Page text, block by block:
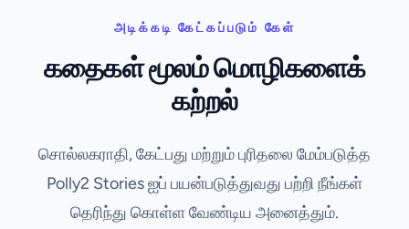
அடிக்கடி கேட்கப்படும் கேள்
கதைகள் மூலம் மொழிகளைக்
கற்றல்
சொல்லகராதி, கேட்பது மற்றும் புரிதலை மேம்படுத்த
Polly2 Stories ஐப் பயன்படுத்துவது பற்றி நீங்கள்
தெரிந்து கொள்ள வேண்டிய அனைத்தும்.